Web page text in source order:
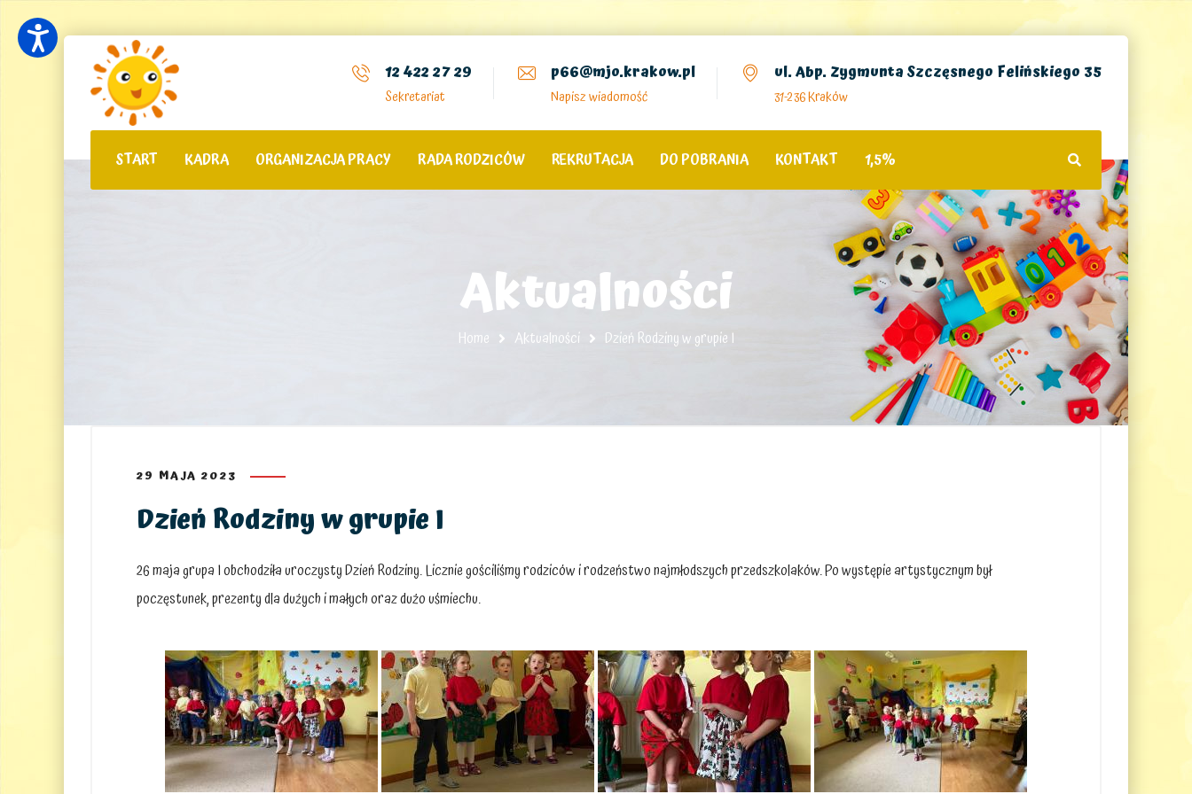
12 422 27 29
Sekretariat
p66@mjo.krakow.pl
Napisz wiadomość
ul. Abp. Zygmunta Szczęsnego Felińskiego 35
31-236 Kraków
START KADRA ORGANIZACJA PRACY RADA RODZICÓW REKRUTACJA DO POBRANIA KONTAKT 1,5%
Aktualności
Home Aktualności Dzień Rodziny w grupie I
29 MAJA 2023
Dzień Rodziny w grupie I
26 maja grupa I obchodziła uroczysty Dzień Rodziny. Licznie gościliśmy rodziców i rodzeństwo najmłodszych przedszkolaków. Po występie artystycznym był
poczęstunek, prezenty dla dużych i małych oraz dużo uśmiechu.